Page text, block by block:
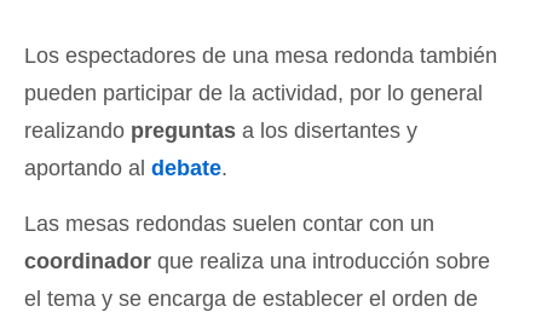
Los espectadores de una mesa redonda también
pueden participar de la actividad, por lo general
realizando preguntas a los disertantes y
aportando al debate.
Las mesas redondas suelen contar con un
coordinador que realiza una introducción sobre
el tema y se encarga de establecer el orden de